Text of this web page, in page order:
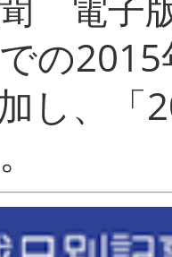
の
し、「
し